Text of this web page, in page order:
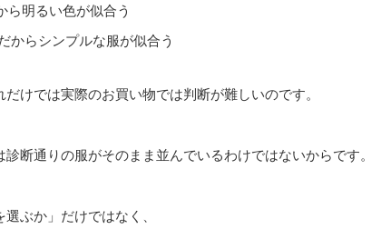
ら明るい色が似合う
からシンプルな服が似合う
だけでは実際のお買い物では判断が難しいのです。
断通りの服がそのまま並んでいるわけではないからです。
ぶか」だけではなく、